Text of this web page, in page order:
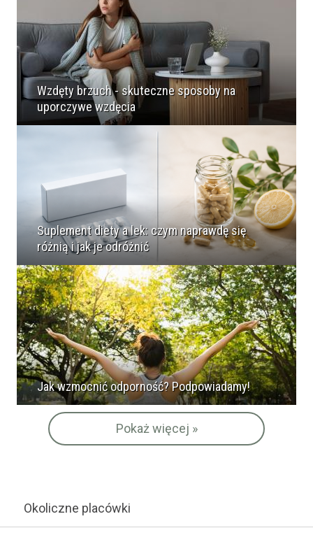
Wzdęty brzuch - skuteczne sposoby na
uporczywe wzdęcia
Suplement diety a lek: czym naprawdę się
różnią i jak je odróżnić
Jak wzmocnić odporność? Podpowiadamy!
Pokaż więcej »
Okoliczne placówki